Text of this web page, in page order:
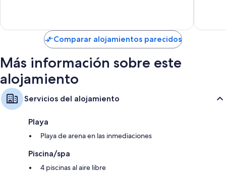
Comparar alojamientos parecidos
Más información sobre este
alojamiento
Servicios del alojamiento
Playa
Playa de arena en las inmediaciones
Piscina/spa
4 piscinas al aire libre